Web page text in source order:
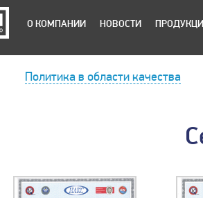
О КОМПАНИИ НОВОСТИ
Политика в области качества